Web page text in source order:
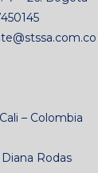
– Colombia
Rodas